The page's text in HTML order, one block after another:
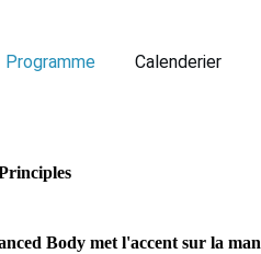
Programme Calenderier
Body met l'accent sur la